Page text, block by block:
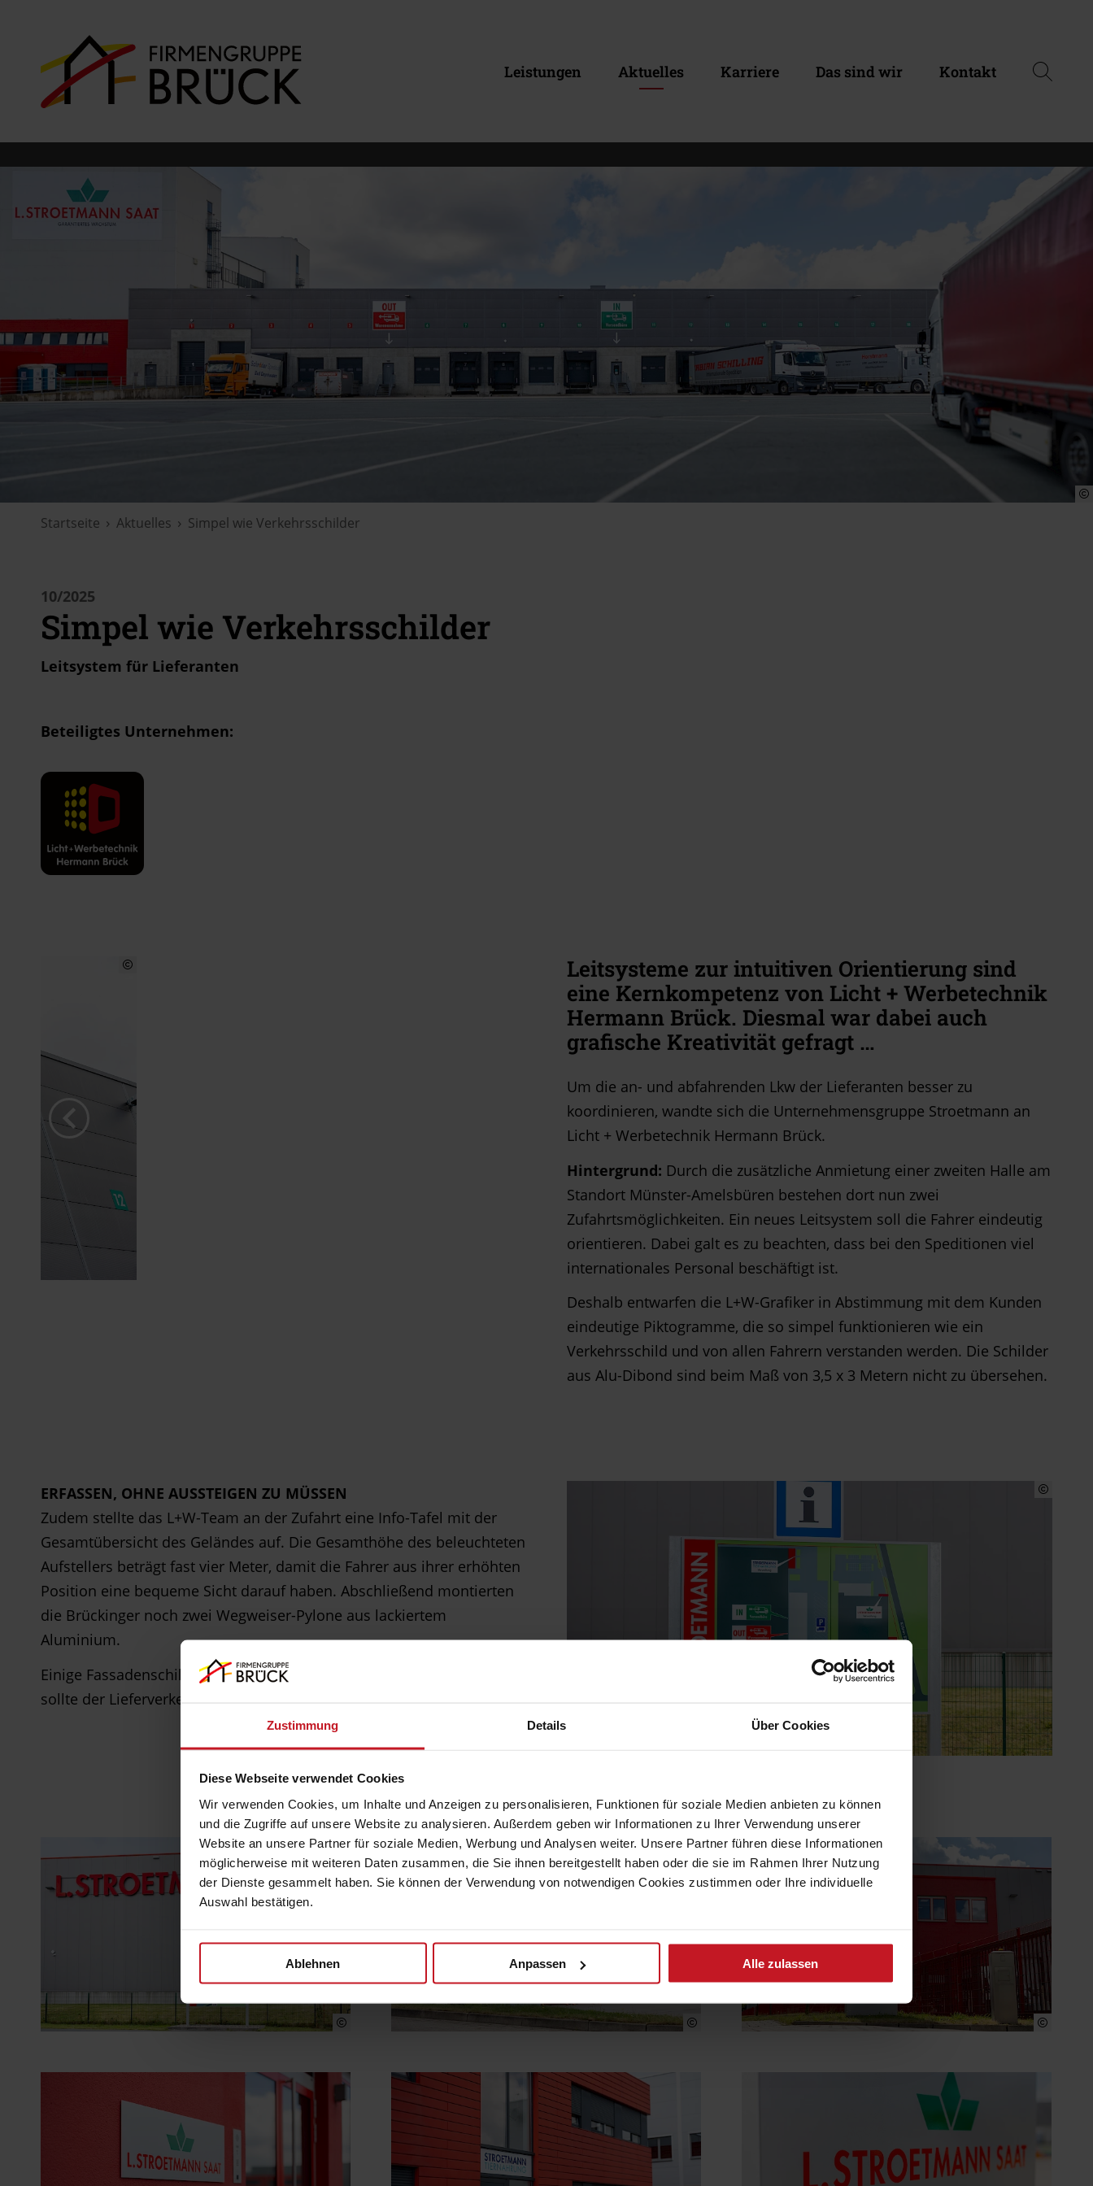
Zustimmung Details Über Cookies
Diese Webseite verwendet Cookies
Wir verwenden Cookies, um Inhalte und Anzeigen zu personalisieren, Funktionen für soziale Medien anbieten zu können
und die Zugriffe auf unsere Website zu analysieren. Außerdem geben wir Informationen zu Ihrer Verwendung unserer
Website an unsere Partner für soziale Medien, Werbung und Analysen weiter. Unsere Partner führen diese Informationen
möglicherweise mit weiteren Daten zusammen, die Sie ihnen bereitgestellt haben oder die sie im Rahmen Ihrer Nutzung
der Dienste gesammelt haben. Sie können der Verwendung von notwendigen Cookies zustimmen oder Ihre individuelle
Auswahl bestätigen.
Ablehnen Anpassen Alle zulassen
Leistungen Aktuelles Karriere Das sind wir Kontakt
Startseite Aktuelles Simpel wie Verkehrsschilder
10/2025
Simpel wie Verkehrsschilder
Leitsystem für Lieferanten
Beteiligtes Unternehmen:
Leitsysteme zur intuitiven Orientierung sind
eine Kernkompetenz von Licht + Werbetechnik
Hermann Brück. Diesmal war dabei auch
grafische Kreativität gefragt …
Um die an- und abfahrenden Lkw der Lieferanten besser zu
koordinieren, wandte sich die Unternehmensgruppe Stroetmann an
Licht + Werbetechnik Hermann Brück.
Hintergrund: Durch die zusätzliche Anmietung einer zweiten Halle am
Standort Münster-Amelsbüren bestehen dort nun zwei
Zufahrtsmöglichkeiten. Ein neues Leitsystem soll die Fahrer eindeutig
orientieren. Dabei galt es zu beachten, dass bei den Speditionen viel
internationales Personal beschäftigt ist.
Deshalb entwarfen die L+W-Grafiker in Abstimmung mit dem Kunden
eindeutige Piktogramme, die so simpel funktionieren wie ein
Verkehrsschild und von allen Fahrern verstanden werden. Die Schilder
aus Alu-Dibond sind beim Maß von 3,5 x 3 Metern nicht zu übersehen.
ERFASSEN, OHNE AUSSTEIGEN ZU MÜSSEN
Zudem stellte das L+W-Team an der Zufahrt eine Info-Tafel mit der
Gesamtübersicht des Geländes auf. Die Gesamthöhe des beleuchteten
Aufstellers beträgt fast vier Meter, damit die Fahrer aus ihrer erhöhten
Position eine bequeme Sicht darauf haben. Abschließend montierten
die Brückinger noch zwei Wegweiser-Pylone aus lackiertem
Aluminium.
Einige Fassadenschilder rundeten das Gesamtpaket ab. Zukünftig
sollte der Lieferverkehr hier wie am Schnürchen laufen …